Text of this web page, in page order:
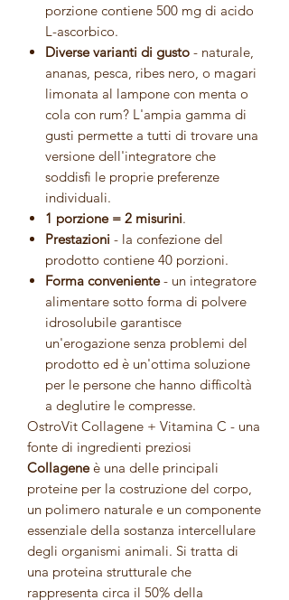
porzione contiene 500 mg di acido
L-ascorbico.
Diverse varianti di gusto - naturale,
ananas, pesca, ribes nero, o magari
limonata al lampone con menta o
cola con rum? L'ampia gamma di
gusti permette a tutti di trovare una
versione dell'integratore che
soddisfi le proprie preferenze
individuali.
1 porzione = 2 misurini.
Prestazioni - la confezione del
prodotto contiene 40 porzioni.
Forma conveniente- un integratore
alimentare sotto forma di polvere
idrosolubile garantisce
un'erogazione senza problemi del
prodotto ed è un'ottima soluzione
per le persone che hanno difficoltà
a deglutire le compresse.
OstroVit Collagene + Vitamina C - una
fonte di ingredienti preziosi
Collageneè una delle principali
proteine per la costruzione del corpo,
un polimero naturale e un componente
essenziale della sostanza intercellulare
degli organismi animali. Si tratta di
una proteina strutturale che
rappresenta circa il 50% della